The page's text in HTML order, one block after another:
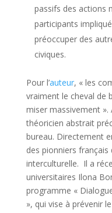
passifs des actions
participants
préoccuper des
civiques.
Pour l’auteur, « les
vraiment le cheval de
miser massivement ».
théoricien abstrait
bureau. Directement
des pionniers
interculturelle. Il a
universitaires Ilona
programme «
», qui vise à prévenir